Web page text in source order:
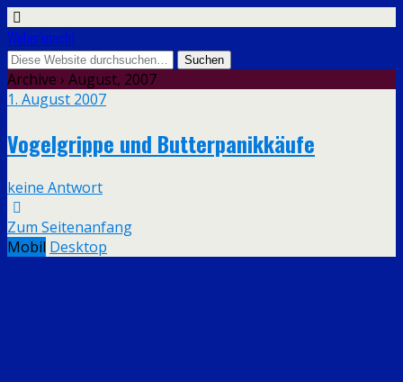
Weberknecht
Archive › August, 2007
1. August 2007
Vogelgrippe und Butterpanikkäufe
keine Antwort
Zum Seitenanfang
Mobil Desktop